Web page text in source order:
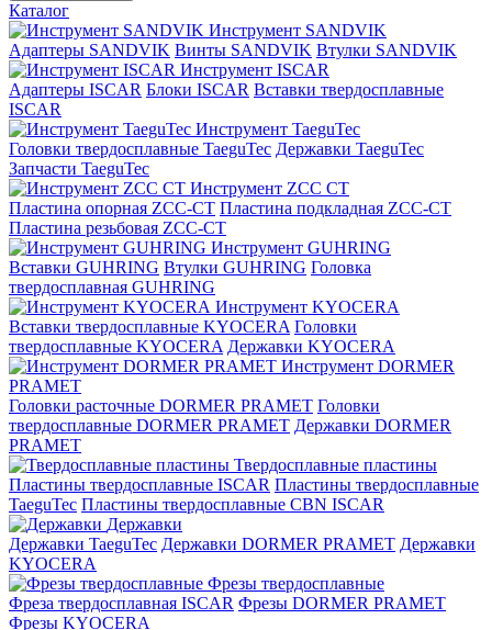
Каталог
Инструмент SANDVIK
Адаптеры SANDVIK Винты SANDVIK Втулки SANDVIK
Инструмент ISCAR
Адаптеры ISCAR Блоки ISCAR Вставки твердосплавные
ISCAR
Инструмент TaeguTec
Головки твердосплавные TaeguTec Державки TaeguTec
Запчасти TaeguTec
Инструмент ZCС CT
Пластина опорная ZCC-CT Пластина подкладная ZCC-CT
Пластина резьбовая ZCC-CT
Инструмент GUHRING
Вставки GUHRING Втулки GUHRING Головка
твердосплавная GUHRING
Инструмент KYOCERA
Вставки твердосплавные KYOCERA Головки
твердосплавные KYOCERA Державки KYOCERA
Инструмент DORMER
PRAMET
Головки расточные DORMER PRAMET Головки
твердосплавные DORMER PRAMET Державки DORMER
PRAMET
Твердосплавные пластины
Пластины твердосплавные ISCAR Пластины твердосплавные
TaeguTec Пластины твердосплавные CBN ISCAR
Державки
Державки TaeguTec Державки DORMER PRAMET Державки
KYOCERA
Фрезы твердосплавные
Фреза твердосплавная ISCAR Фрезы DORMER PRAMET
Фрезы KYOCERA